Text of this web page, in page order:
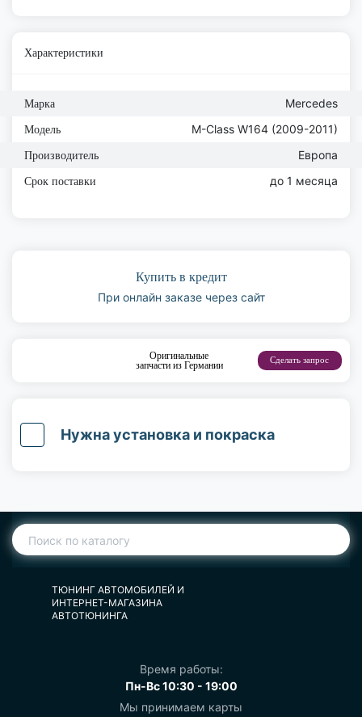
Характеристики
Марка Mercedes
Модель M-Class W164 (2009-2011)
Производитель Европа
Срок поставки до 1 месяца
Купить в кредит
При онлайн заказе через сайт
Оригинальные
запчасти из Германии
Сделать запрос
Нужна установка и покраска
ТЮНИНГ АВТОМОБИЛЕЙ И
ИНТЕРНЕТ-МАГАЗИНА
АВТОТЮНИНГА
Время работы:
Пн-Вс 10:30 - 19:00
Мы принимаем карты